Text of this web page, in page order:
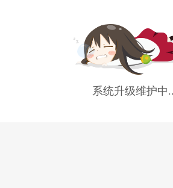
系统升级维护中